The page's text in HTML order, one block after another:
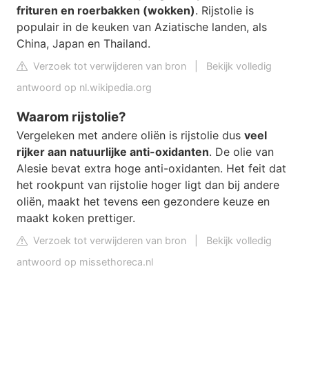
frituren en roerbakken (wokken). Rijstolie is
populair in de keuken van Aziatische landen, als
China, Japan en Thailand.
Verzoek tot verwijderen van bron
Bekijk volledig
antwoord op nl.wikipedia.org
Waarom rijstolie?
Vergeleken met andere oliën is rijstolie dus veel
rijker aan natuurlijke anti-oxidanten. De olie van
Alesie bevat extra hoge anti-oxidanten. Het feit dat
het rookpunt van rijstolie hoger ligt dan bij andere
oliën, maakt het tevens een gezondere keuze en
maakt koken prettiger.
Verzoek tot verwijderen van bron
Bekijk volledig
antwoord op missethoreca.nl